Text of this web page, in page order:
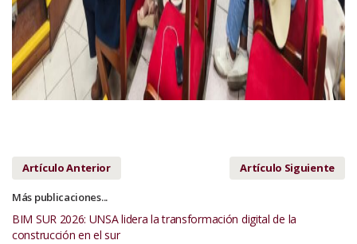
Artículo Anterior Artículo Siguiente
Más publicaciones...
BIM SUR 2026: UNSA lidera la transformación digital de la
construcción en el sur